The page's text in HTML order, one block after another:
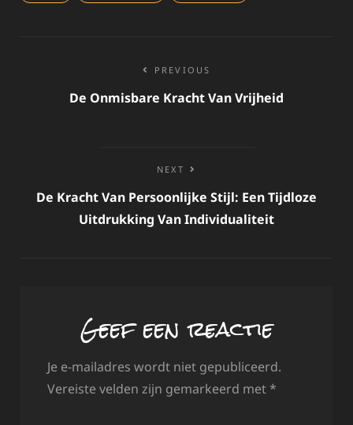
navigatie
PREVIOUS
De Onmisbare Kracht Van Vrijheid
NEXT
De Kracht Van Persoonlijke Stijl: Een Tijdloze
Uitdrukking Van Individualiteit
Geef een reactie
Je e-mailadres wordt niet gepubliceerd.
Vereiste velden zijn gemarkeerd met *